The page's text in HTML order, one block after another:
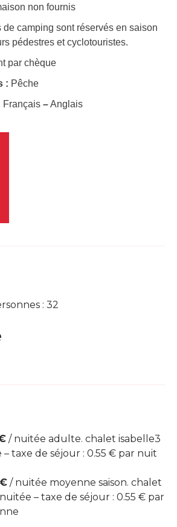
non fournis
de camping sont réservés en saison
pédestres et cyclotouristes.
par chèque
: Pêche
Français –Anglais
: 32
/ nuitée adulte. chalet isabelle3
– taxe de séjour : 0.55 € par nuit
/ nuitée moyenne saison. chalet
– taxe de séjour : 0.55 € par